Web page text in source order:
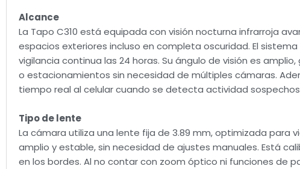
Alcance
La Tapo C310 está equipada con visión nocturna infrarroja
espacios exteriores incluso en completa oscuridad. El
vigilancia continua las 24 horas. Su ángulo de visión es
o estacionamientos sin necesidad de múltiples cámaras.
tiempo real al celular cuando se detecta actividad
Tipo de lente
La cámara utiliza una lente fija de 3.89 mm, optimizada para
amplio y estable, sin necesidad de ajustes manuales. Está
en los bordes. Al no contar con zoom óptico ni funciones de